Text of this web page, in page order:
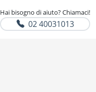
Hai bisogno di aiuto? Chiamaci!
02 40031013